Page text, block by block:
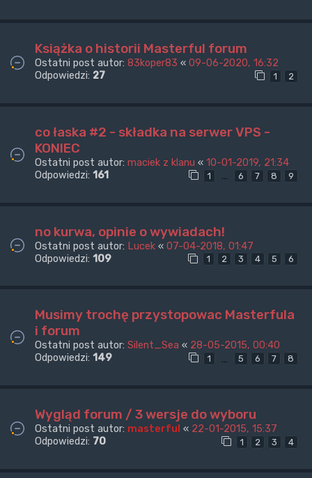
Książka o historii Masterful forum
Ostatni post autor: 83koper83 « 09-06-2020, 16:32
Odpowiedzi: 27 1 2
co łaska #2 - składka na serwer VPS -
KONIEC
Ostatni post autor: maciek z klanu « 10-01-2019, 21:34
Odpowiedzi: 161 1 … 6 7 8 9
no kurwa, opinie o wywiadach!
Ostatni post autor: Lucek « 07-04-2018, 01:47
Odpowiedzi: 109 1 2 3 4 5 6
Musimy trochę przystopowac Masterfula
i forum
Ostatni post autor: Silent_Sea « 28-05-2015, 00:40
Odpowiedzi: 149 1 … 5 6 7 8
Wygląd forum / 3 wersje do wyboru
Ostatni post autor: masterful « 22-01-2015, 15:37
Odpowiedzi: 70 1 2 3 4